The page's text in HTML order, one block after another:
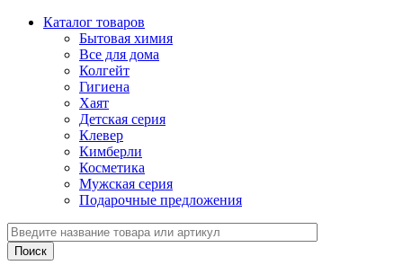
Каталог товаров
Бытовая химия
Все для дома
Колгейт
Гигиена
Хаят
Детская серия
Клевер
Кимберли
Косметика
Мужская серия
Подарочные предложения